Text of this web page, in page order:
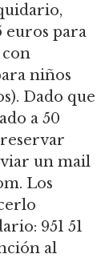
euros para
con
niños
Dado que
a 50
reservar
un mail
Los
951 51
al